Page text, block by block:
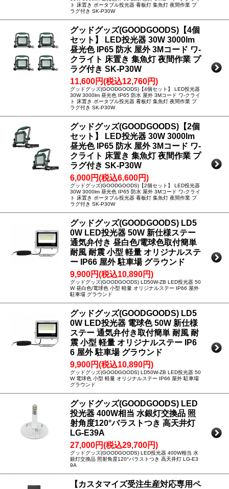
ト 床置き ポータブル投光器 看板灯 集魚灯 夜間作業 プ
ラグ付き SK-P30W
グッドグッズ(GOODGOODS)【4個
セット】 LED投光器 30W 3000lm
昼光色 IP65 防水 屋外 3Mコード ワ-
クライト 床置き 集魚灯 夜間作業 プ
ラグ付き SK-P30W
11,600円(税込12,760円)
グッドグッズ(GOODGOODS)【4個セット】 LED投光器
30W 3000lm 昼光色 IP65 防水 屋外 3Mコード ワ-クライ
ト 床置き ポータブル投光器 看板灯 集魚灯 夜間作業 プ
ラグ付き SK-P30W
グッドグッズ(GOODGOODS)【2個
セット】 LED投光器 30W 3000lm
昼光色 IP65 防水 屋外 3Mコード ワ-
クライト 床置き 集魚灯 夜間作業 プ
ラグ付き SK-P30W
6,000円(税込6,600円)
グッドグッズ(GOODGOODS)【2個セット】 LED投光器
30W 3000lm 昼光色 IP65 防水 屋外 3Mコード ワ-クライ
ト 床置き ポータブル投光器 看板灯 集魚灯 夜間作業 プ
ラグ付き SK-P30W
グッドグッズ(GOODGOODS) LD5
0W LED投光器 50W 新仕様ステー
通気弁付き 昼白色/電球色取付簡単
耐風 耐震 小型 軽量 オリジナルステ
ー IP66 屋外 駐車場 グラウンド
9,900円(税込10,890円)
グッドグッズ(GOODGOODS) LD50W-ZB LED投光器 50
W 昼白色/電球色 小型 軽量 オリジナルステー IP66 屋外
駐車場 グラウンド
グッドグッズ(GOODGOODS) LD5
0W LED投光器 電球色 50W 新仕様
ステー 通気弁付き取付簡単 耐風 耐
震 小型 軽量 オリジナルステー IP6
6 屋外 駐車場 グラウンド
9,900円(税込10,890円)
グッドグッズ(GOODGOODS) LD50W-ZB LED投光器 50
W 電球色 小型 軽量 オリジナルステー IP66 屋外 駐車場
グラウンド
グッドグッズ(GOODGOODS) LED
投光器 400W相当 水銀灯交換品 照
射角度120°バラストつき 高天井灯
LG-E39A
27,000円(税込29,700円)
グッドグッズ(GOODGOODS) LED投光器 400W相当 水
銀灯交換品 照射角度120°バラストつき 高天井灯 LG-E3
9A
【カスタマイズ受注生産対応専用ペ